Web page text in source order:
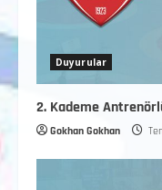
Duyurular
2. Kademe
Gokhan Gokhan